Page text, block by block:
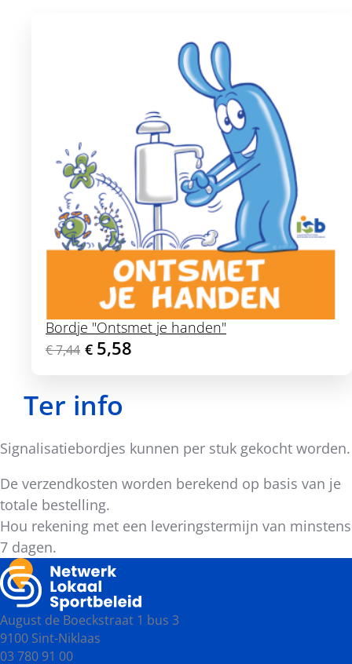
Bordje "Ontsmet je handen"
Originele prijs was:
€7,44 , Huidige prijs is:
€ 5,58
Ter info
Signalisatiebordjes kunnen per stuk gekocht worden.
De verzendkosten worden berekend op basis van je
totale bestelling.
Hou rekening met een leveringstermijn van minstens
7 dagen.
August de Boeckstraat 1 bus 3
9100 Sint-Niklaas
03 780 91 00